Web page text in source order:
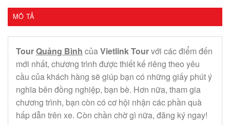
MÔ TẢ
TourQuảng Bình củaVietlink Tourvới các điểm đến
mới nhất, chương trình được thiết kế riêng theo yêu
cầu của khách hàng sẽ giúp bạn có những giấy phút ý
nghĩa bên đồng nghiệp, bạn bè. Hơn nữa, tham gia
chương trình, bạn còn có cơ hội nhận các phần quà
hấp dẫn trên xe. Còn chần chờ gì nữa, đăng ký ngay!